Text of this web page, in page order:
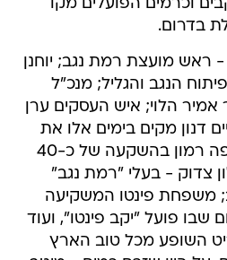
המונה כבר 60 יקבים וכרמים הפועלים מקו
בדרום.
- ראש מועצת רמת נגב; יוחנן
הנגב והגליל; מנכ"ל
הלוי; איש העסקים ערן
דנון מקים בימים אלו את
יקב רמון החדשני במצפה רמון בהשקעה של כ-40
צדוק - בעלי "רמת נגב"
משפחת פינטו המשקיעה
שבו פועל "יקב פינטו", ועוד
השופע מכל טוב הארץ